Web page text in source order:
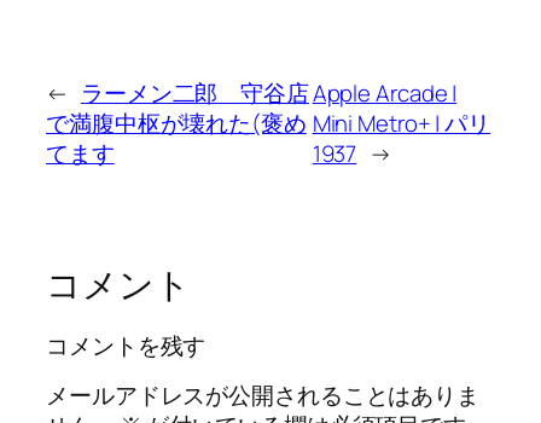
← ラーメン二郎 守谷店
で満腹中枢が壊れた(褒め
てます
Apple Arcade |
Mini Metro+ | パリ
1937 →
コメント
コメントを残す
メールアドレスが公開されることはありま